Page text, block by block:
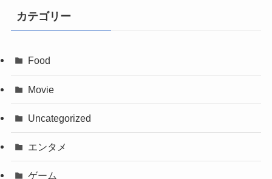
カテゴリー
Food
Movie
Uncategorized
エンタメ
ゲーム